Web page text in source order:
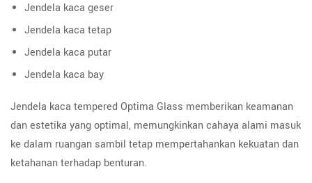
Jendela kaca geser
Jendela kaca tetap
Jendela kaca putar
Jendela kaca bay
Jendela kaca tempered Optima Glass memberikan keamanan
dan estetika yang optimal, memungkinkan cahaya alami masuk
ke dalam ruangan sambil tetap mempertahankan kekuatan dan
ketahanan terhadap benturan.